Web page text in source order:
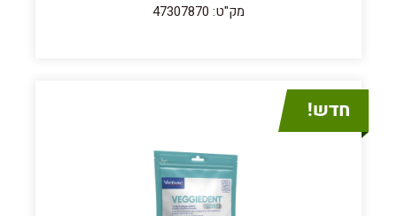
מק"ט: 47307870